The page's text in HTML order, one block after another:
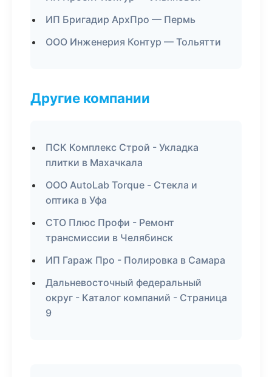
ИП Бригадир АрхПро — Пермь
ООО Инженерия Контур — Тольятти
Другие компании
ПСК Комплекс Строй - Укладка
плитки в Махачкала
ООО AutoLab Torque - Стекла и
оптика в Уфа
СТО Плюс Профи - Ремонт
трансмиссии в Челябинск
ИП Гараж Про - Полировка в Самара
Дальневосточный федеральный
округ - Каталог компаний - Страница
9